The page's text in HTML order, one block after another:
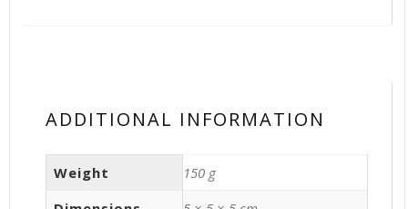
ADDITIONAL INFORMATION
Weight
150 g